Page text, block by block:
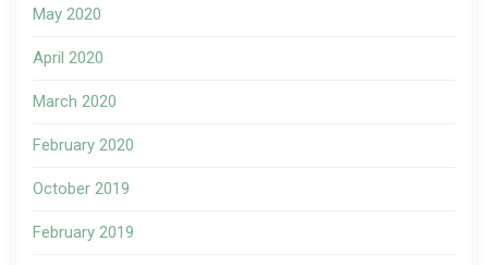
May 2020
April 2020
March 2020
February 2020
October 2019
February 2019